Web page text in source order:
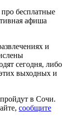
бесплатные
афиша
и
сегодня, либо
выходных и
в Сочи.
сообщите